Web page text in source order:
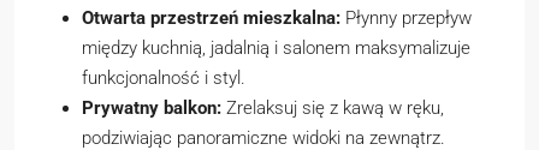
Otwarta przestrzeń mieszkalna: Płynny przepływ
między kuchnią, jadalnią i salonem maksymalizuje
funkcjonalność i styl.
Prywatny balkon: Zrelaksuj się z kawą w ręku,
podziwiając panoramiczne widoki na zewnątrz.